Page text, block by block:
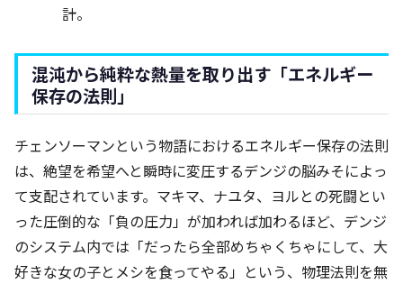
計。
混沌から純粋な熱量を取り出す「エネルギー
保存の法則」
チェンソーマンという物語におけるエネルギー保存の法則
は、絶望を希望へと瞬時に変圧するデンジの脳みそによっ
て支配されています。マキマ、ナユタ、ヨルとの死闘とい
った圧倒的な「負の圧力」が加われば加わるほど、デンジ
のシステム内では「だったら全部めちゃくちゃにして、大
好きな女の子とメシを食ってやる」という、物理法則を無